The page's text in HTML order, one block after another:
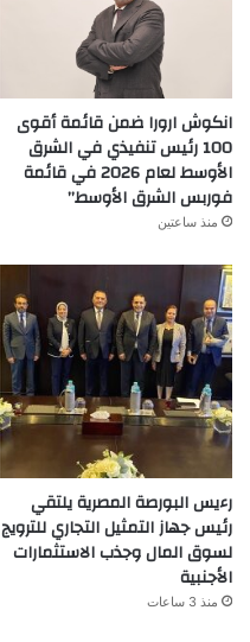
انكوش ارورا ضمن قائمة أقوى
100 رئيس تنفيذي في الشرق
الأوسط لعام 2026 في قائمة
فوربس الشرق الأوسط”
منذ ساعتين
رءيس البورصة المصرية يلتقي
رئيس جهاز التمثيل التجاري للترويج
لسوق المال وجذب الاستثمارات
الأجنبية
منذ 3 ساعات